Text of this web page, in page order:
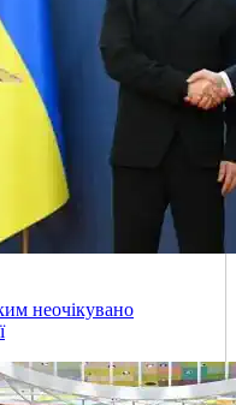
неочікувано